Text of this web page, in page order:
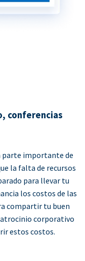
conferencias
parte importante de
la falta de recursos
para llevar tu
los costos de las
compartir tu buen
corporativo
estos costos.